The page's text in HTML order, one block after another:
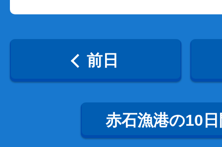
前日
赤石漁港の10